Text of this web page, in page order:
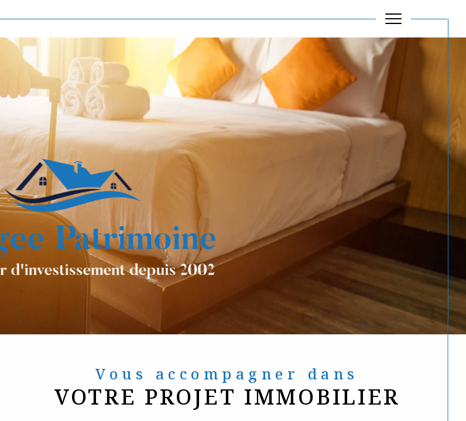
Filtrer
Voir les808annonces
Réinitialiser les filtres
Vous accompagner dans
VOTRE PROJET IMMOBILIER